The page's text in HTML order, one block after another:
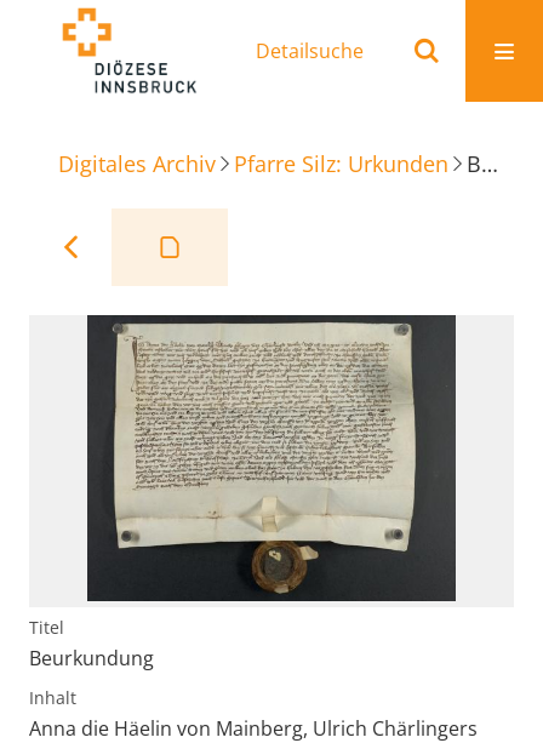
Detailsuche
Digitales Archiv Pfarre Silz: Urkunden Beurkundung
Titel
Beurkundung
Inhalt
Anna die Häelin von Mainberg, Ulrich Chärlingers